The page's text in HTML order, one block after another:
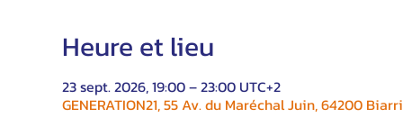
Heure et lieu
23 sept. 2026, 19:00 – 23:00 UTC+2
GENERATION21, 55 Av. du Maréchal Juin, 64200